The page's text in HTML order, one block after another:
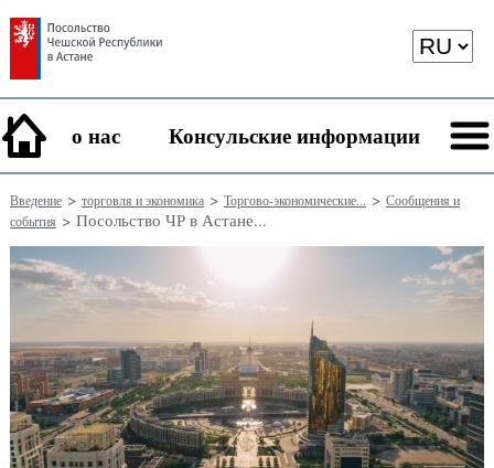
о нас Консульские информации
Введение> торговля и экономика> Торгово-экономические... > Сообщения и
события > Посольство ЧР в Астане...